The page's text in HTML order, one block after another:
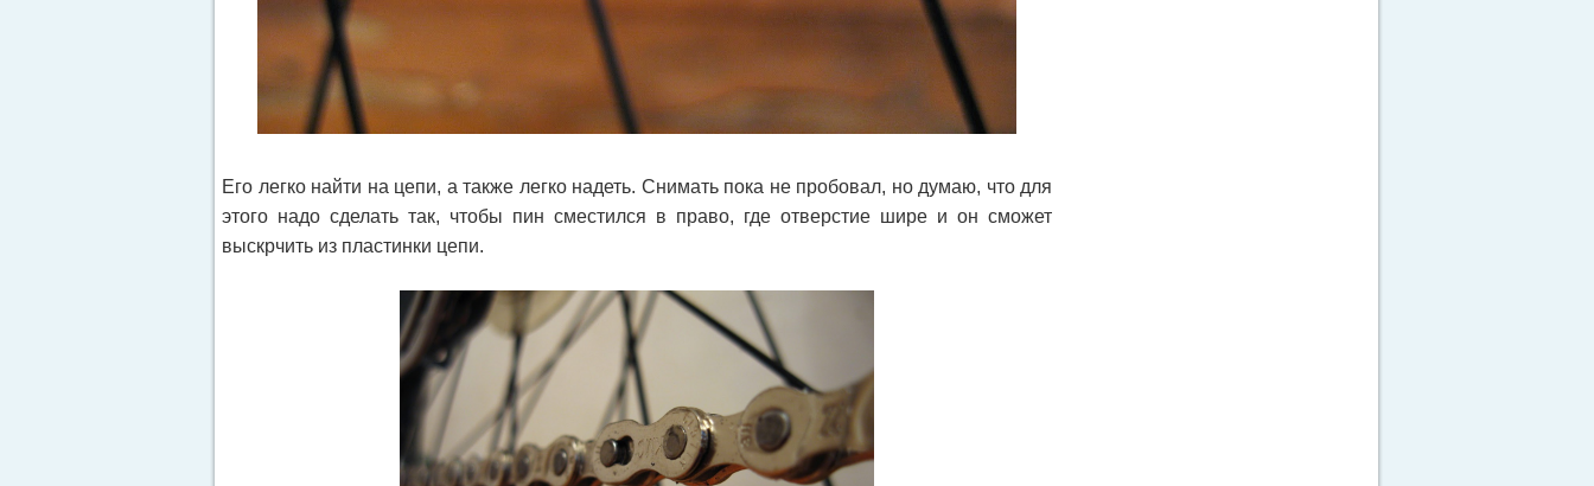
Его легко найти на цепи, а также легко надеть. Снимать пока не пробовал, но думаю, что для
этого надо сделать так, чтобы пин сместился в право, где отверстие шире и он сможет
выскрчить из пластинки цепи.